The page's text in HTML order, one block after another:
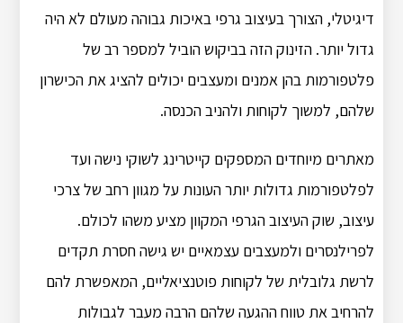
דיגיטלי, הצורך בעיצוב גרפי באיכות גבוהה מעולם לא היה
גדול יותר. הזינוק הזה בביקוש הוביל למספר רב של
פלטפורמות בהן אמנים ומעצבים יכולים להציג את הכישרון
שלהם, למשוך לקוחות ולהניב הכנסה.
מאתרים מיוחדים המספקים קייטרינג לשוקי נישה ועד
לפלטפורמות גדולות יותר העונות על מגוון רחב של צרכי
עיצוב, שוק העיצוב הגרפי המקוון מציע משהו לכולם.
לפרילנסרים ולמעצבים עצמאיים יש גישה חסרת תקדים
לרשת גלובלית של לקוחות פוטנציאליים, המאפשרת להם
להרחיב את טווח ההגעה שלהם הרבה מעבר לגבולות